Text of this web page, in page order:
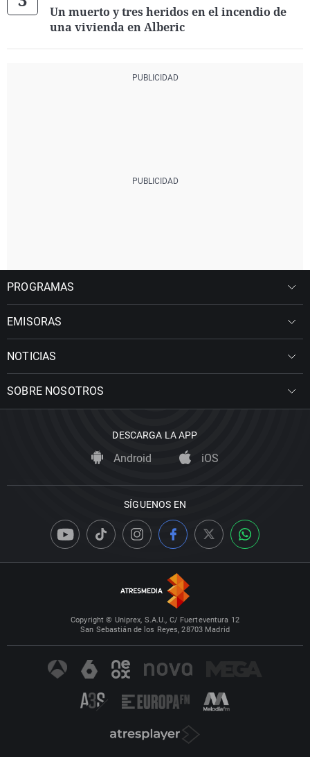
Un muerto y tres heridos en el incendio de
una vivienda en Alberic
PROGRAMAS
EMISORAS
NOTICIAS
SOBRE NOSOTROS
DESCARGA LA APP
Android iOS
SÍGUENOS EN
Copyright © Uniprex, S.A.U., C/ Fuerteventura 12
San Sebastián de los Reyes, 28703 Madrid